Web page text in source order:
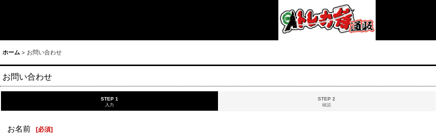
ホーム > お問い合わせ
お問い合わせ
STEP 1
入力
STEP 2
確認
お名前 [必須]